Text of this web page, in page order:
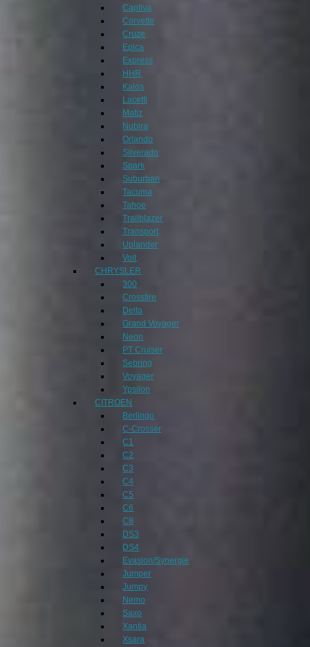
Captiva
Corvette
Cruze
Epica
Express
HHR
Kalos
Lacetti
Matiz
Nubira
Orlando
Silverado
Spark
Suburban
Tacuma
Tahoe
Trailblazer
Transport
Uplander
Volt
CHRYSLER
300
Crossfire
Delta
Grand Voyager
Neon
PT Cruiser
Sebring
Voyager
Ypsilon
CITROEN
Berlingo
C-Crosser
C1
C2
C3
C4
C5
C6
C8
DS3
DS4
Evasion/Synergie
Jumper
Jumpy
Nemo
Saxo
Xantia
Xsara